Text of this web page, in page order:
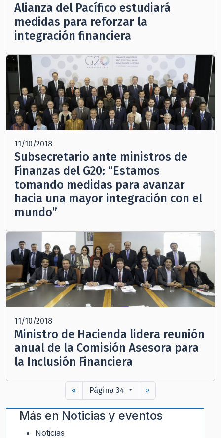
Alianza del Pacífico estudiará
medidas para reforzar la
integración financiera
11/10/2018
Subsecretario ante ministros de
Finanzas del G20: “Estamos
tomando medidas para avanzar
hacia una mayor integración con el
mundo”
11/10/2018
Ministro de Hacienda lidera reunión
anual de la Comisión Asesora para
la Inclusión Financiera
« Página 34 »
Más en Noticias y eventos
Noticias